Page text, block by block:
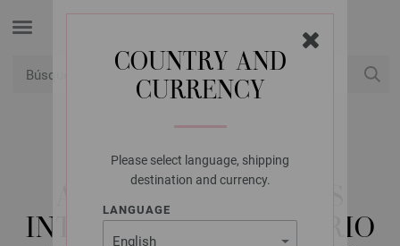
COUNTRY AND
CURRENCY
Please select language, shipping
destination and currency.
LANGUAGE
LANA GROSSA
AGUJAS CIRCULARES
INTERCAMBIABLES VARIO